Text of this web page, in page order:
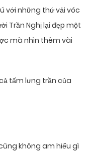
với những thứ vải vóc
Trần Nghị lại đẹp một
mà nhìn thêm vài
tấm lưng trần của
không am hiểu gì